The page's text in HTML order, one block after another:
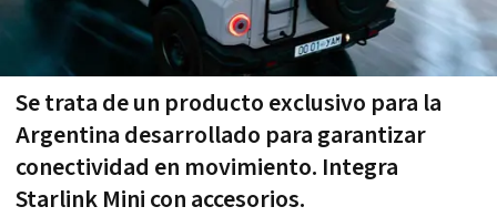
Se trata de un producto exclusivo para la
Argentina desarrollado para garantizar
conectividad en movimiento. Integra
Starlink Mini con accesorios.